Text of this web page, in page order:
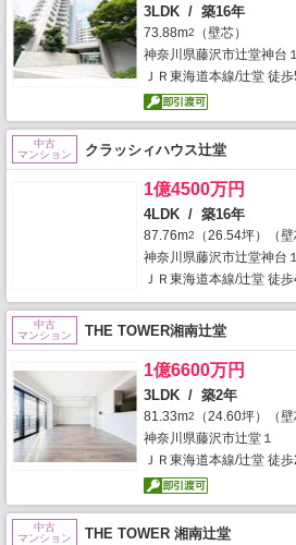
3LDK / 築16年
73.88m2
（壁芯）
神奈川県藤沢市辻堂神台１
ＪＲ東海道本線/辻堂 徒
中古
マンション
クラッシィハウス辻堂
1億4500万円
4LDK / 築16年
87.76m2
（26.54坪）（壁
神奈川県藤沢市辻堂神台１
ＪＲ東海道本線/辻堂 徒
中古
マンション
THE TOWER湘南辻堂
1億6600万円
3LDK / 築2年
81.33m2
（24.60坪）（壁
神奈川県藤沢市辻堂１
ＪＲ東海道本線/辻堂 徒
中古
マンション
THE TOWER 湘南辻堂